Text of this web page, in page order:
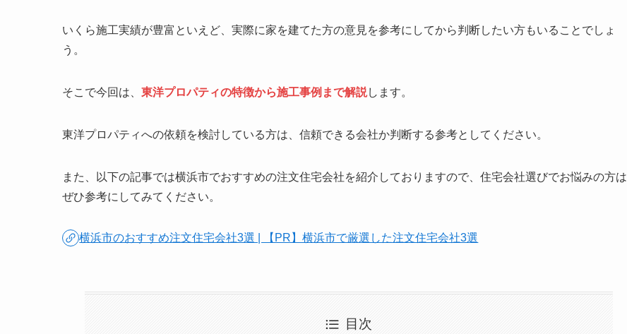
いくら施工実績が豊富といえど、実際に家を建てた方の意見を参考にしてから判断したい方もいることでしょ
う。
そこで今回は、 東洋プロパティの特徴から施工事例まで解説します。
東洋プロパティへの依頼を検討している方は、信頼できる会社か判断する参考としてください。
また、以下の記事では横浜市でおすすめの注文住宅会社を紹介しておりますので、住宅会社選びでお悩みの方は
ぜひ参考にしてみてください。
横浜市のおすすめ注文住宅会社3選 | 【PR】横浜市で厳選した注文住宅会社3選
目次